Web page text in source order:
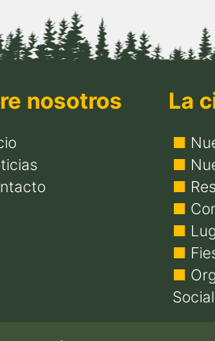
nosotros La